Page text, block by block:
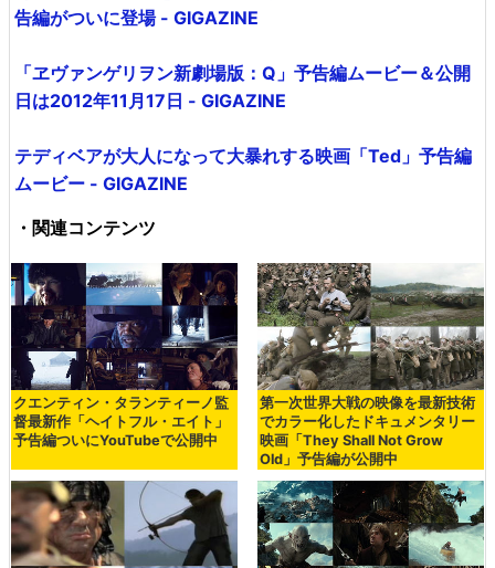
告編がついに登場 - GIGAZINE
「ヱヴァンゲリヲン新劇場版：Q」予告編ムービー＆公開
日は2012年11月17日 - GIGAZINE
テディベアが大人になって大暴れする映画「Ted」予告編
ムービー - GIGAZINE
・関連コンテンツ
クエンティン・タランティーノ監
督最新作「ヘイトフル・エイト」
予告編ついにYouTubeで公開中
第一次世界大戦の映像を最新技術
でカラー化したドキュメンタリー
映画「They Shall Not Grow
Old」予告編が公開中